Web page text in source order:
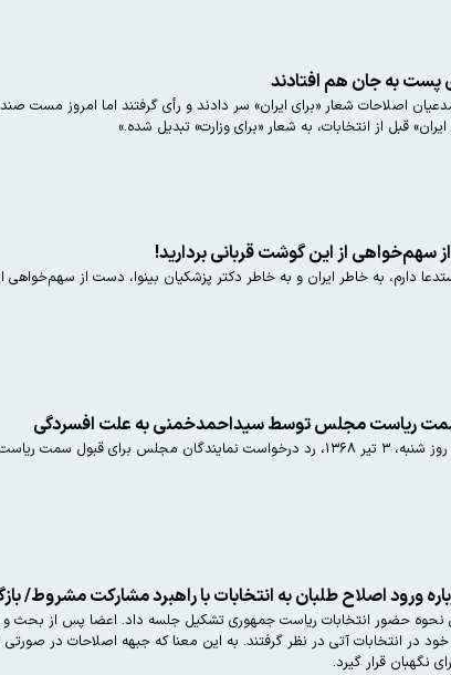
پست به جان هم افتادند
اصلاحات شعار «برای ایران» سر دادند و رأی گرفتند اما امروز مست
قبل از انتخابات، به شعار «برای وزارت» تبدیل شده.»
سهم‌خواهی از این گوشت قربانی بردارید!
دارم، به خاطر ایران و به خاطر دکتر پزشکیان بینوا، دست از سهم‌خواهی
ریاست مجلس توسط سیداحمدخمنی به علت افسردگی
آیت‌الله هاشمی رفسنجانی ۳۵ سال پیش در خاطرات روز شنبه، ۳ تیر ۱۳۶۸، رد
ورود اصلاح طلبان به انتخابات با راهبرد مشارکت
جبهه اصلاحات ایران عصر دیروز با دستور
خود در انتخابات آتی در نظر گرفتند. به این معنا که جبهه اصلاحات در
نگهبان قرار گیرد.